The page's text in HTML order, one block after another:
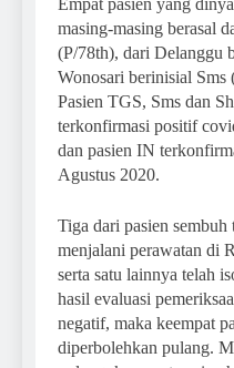
masing-masing berasal
(P/78th), dari Delanggu
Wonosari berinisial
Pasien TGS, Sms dan
terkonfirmasi positif
dan pasien IN
Agustus 2020.
Tiga dari pasien sembuh
menjalani perawatan di
serta satu lainnya telah
hasil evaluasi
negatif, maka keempat
diperbolehkan pulang.